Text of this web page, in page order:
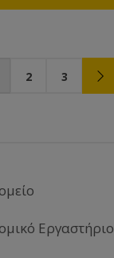
2 3
Εργαστήριο